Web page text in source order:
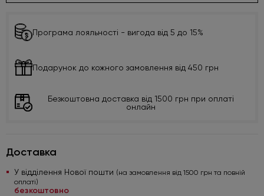
Програма лояльності - вигода від 5 до 15%
Подарунок до кожного замовлення від 450 грн
Безкоштовна доставка від 1500 грн при оплаті
онлайн
Доставка
У відділення Нової пошти (на замовлення від 1500 грн та повній
оплаті)
безкоштовно